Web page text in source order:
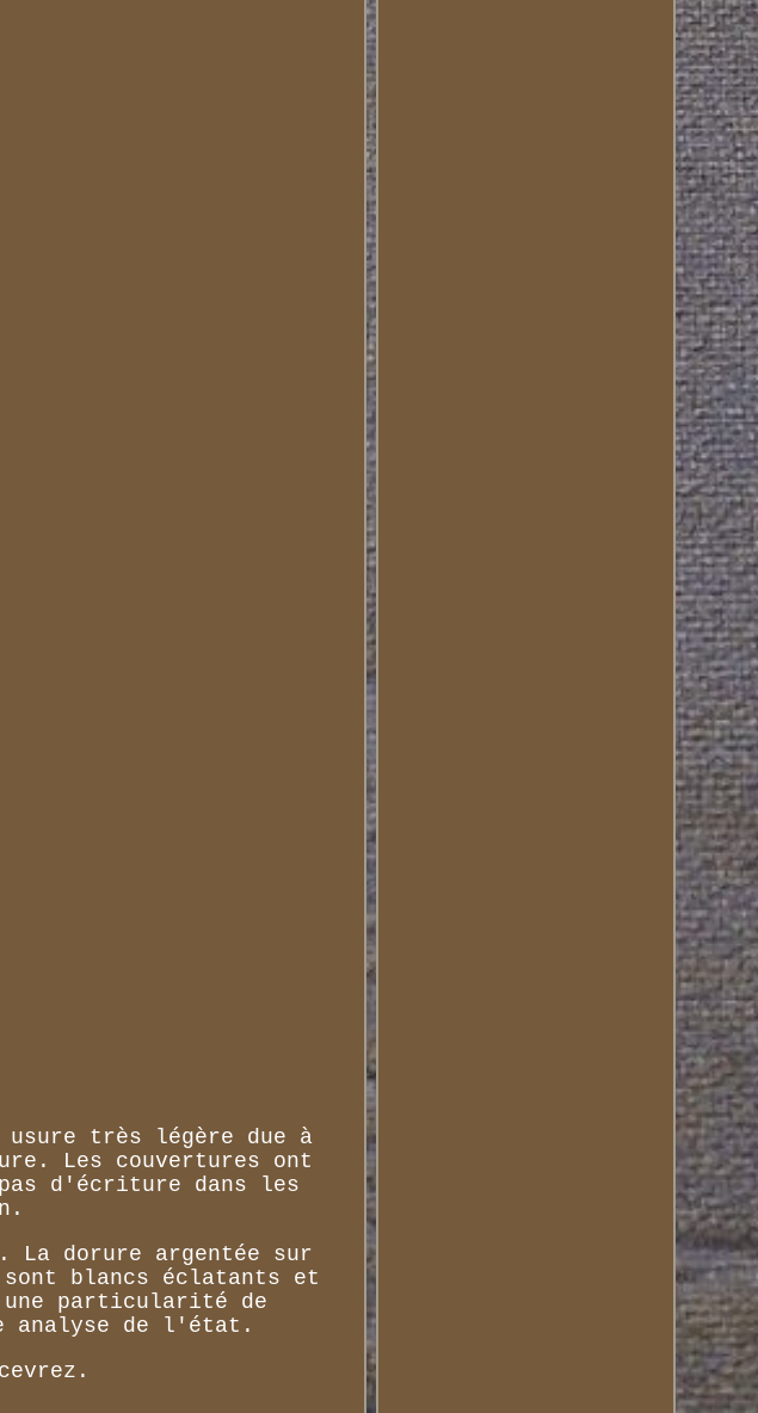
usure très légère due à
Les couvertures ont
d'écriture dans les
La dorure argentée sur
blancs éclatants et
particularité de
analyse de l'état.